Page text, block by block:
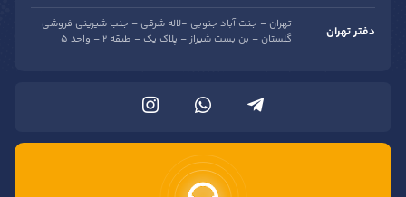
دفتر تهران
تهران – جنت آباد جنوبی -لاله شرقی – جنب شیرینی فروشی
گلستان – بن بست شیراز – پلاک یک – طبقه 2 – واحد 5